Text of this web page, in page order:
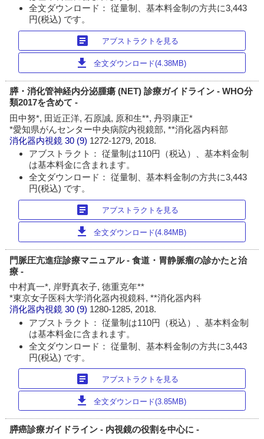
全文ダウンロード： 従量制、基本料金制の方共に3,443
円(税込) です。
article アブストラクトを見る
download 全文ダウンロード(4.38MB)
膵・消化管神経内分泌腫瘍 (NET) 診療ガイドライン - WHO分
類2017を含めて -
田中努*, 田近正洋, 石原誠, 原和生**, 丹羽康正*
*愛知県がんセンター中央病院内視鏡部, **消化器内科部
消化器内視鏡 30 (9) 1272-1279, 2018.
アブストラクト： 従量制は110円（税込）、基本料金制
は基本料金に含まれます。
全文ダウンロード： 従量制、基本料金制の方共に3,443
円(税込) です。
article アブストラクトを見る
download 全文ダウンロード(4.84MB)
門脈圧亢進症診療マニュアル - 食道・胃静脈瘤の診かたと治
療 -
中村真一*, 岸野真衣子, 徳重克年**
*東京女子医科大学消化器内視鏡科, **消化器内科
消化器内視鏡 30 (9) 1280-1285, 2018.
アブストラクト： 従量制は110円（税込）、基本料金制
は基本料金に含まれます。
全文ダウンロード： 従量制、基本料金制の方共に3,443
円(税込) です。
article アブストラクトを見る
download 全文ダウンロード(3.85MB)
膵癌診療ガイドライン - 内視鏡の役割を中心に -